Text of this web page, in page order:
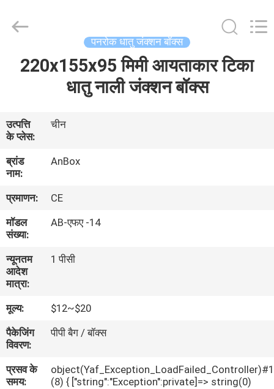
हमारे
बारे
कारखाना
गुणवत्ता
नियंत्रण
संपर्क
करें
पनरोक धातु जंक्शन बॉक्स
220x155x95 मिमी आयताकार टिका
धातु नाली जंक्शन बॉक्स
उत्पत्ति
के प्लेस:
चीन
ब्रांड
नाम:
AnBox
प्रमाणन:
CE
मॉडल
संख्या:
AB-एफए -14
न्यूनतम
आदेश
मात्रा:
1 पीसी
मूल्य:
$12~$20
पैकेजिंग
विवरण:
पीपी बैग / बॉक्स
प्रसव के
समय:
(8) { ["string":"Exception":private]=> string(0)